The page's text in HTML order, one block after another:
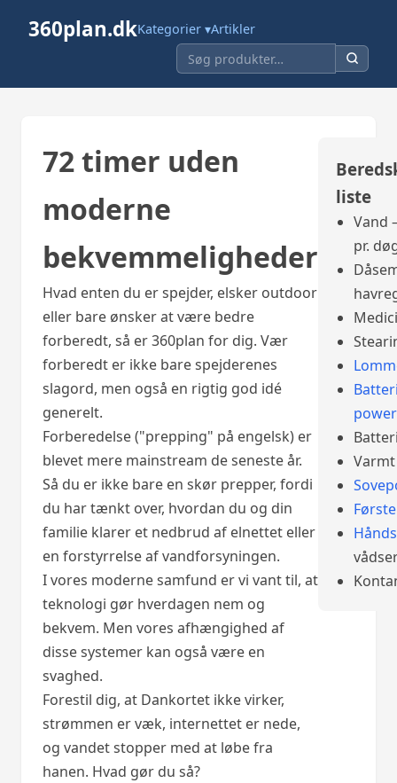
360plan.dkKategorier ▾Artikler
72 timer uden
moderne
bekvemmeligheder
Hvad enten du er spejder, elsker outdoor
eller bare ønsker at være bedre
forberedt, så er 360plan for dig. Vær
forberedt er ikke bare spejderenes
slagord, men også en rigtig god idé
generelt.
Forberedelse ("prepping" på engelsk) er
blevet mere mainstream de seneste år.
Så du er ikke bare en skør prepper, fordi
du har tænkt over, hvordan du og din
familie klarer et nedbrud af elnettet eller
en forstyrrelse af vandforsyningen.
I vores moderne samfund er vi vant til, at
teknologi gør hverdagen nem og
bekvem. Men vores afhængighed af
disse systemer kan også være en
svaghed.
Forestil dig, at Dankortet ikke virker,
strømmen er væk, internettet er nede,
og vandet stopper med at løbe fra
hanen. Hvad gør du så?
liste
Vand
pr.